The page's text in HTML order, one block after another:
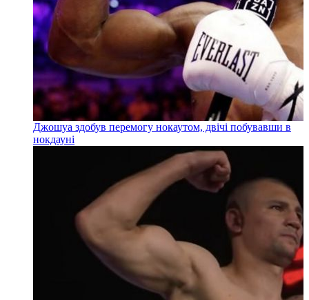
Джошуа здобув перемогу нокаутом, двічі побувавши в
нокдауні